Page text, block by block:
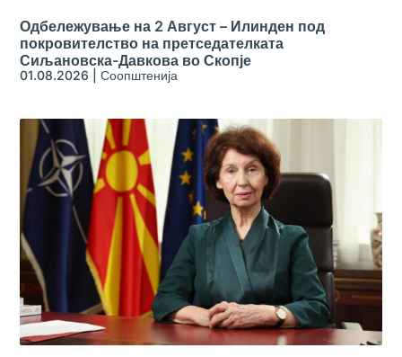
Одбележување на 2 Август – Илинден под
покровителство на претседателката
Сиљановска-Давкова во Скопје
01.08.2026 |Соопштенија